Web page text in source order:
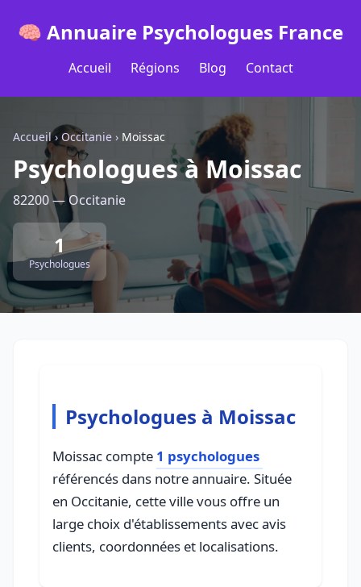
🧠 Annuaire Psychologues France
Accueil Régions Blog Contact
Accueil› Occitanie › Moissac
Psychologues à Moissac
82200 — Occitanie
1
Psychologues
Psychologues à Moissac
Moissac compte 1 psychologues
référencés dans notre annuaire. Située
en Occitanie, cette ville vous offre un
large choix d'établissements avec avis
clients, coordonnées et localisations.